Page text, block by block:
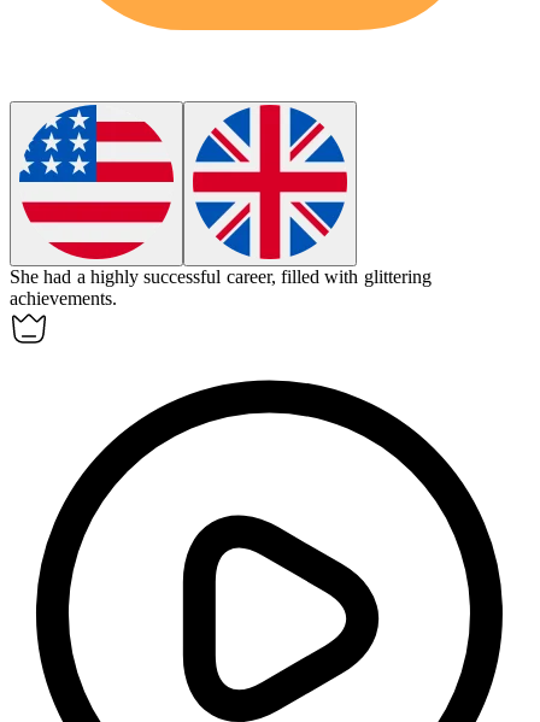
She had a highlysuccessful career, filled with glittering
achievements.